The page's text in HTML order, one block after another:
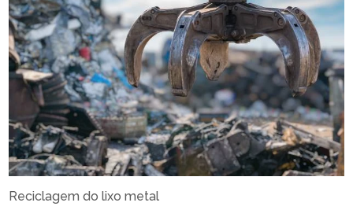
Reciclagem do lixo metal